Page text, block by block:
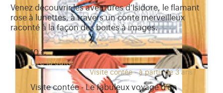
Venez découvrir les aventures d’Isidore, le flamant
rose à lunettes, à travers un conte merveilleux
raconté à la façon des boites à images.
10 €
Lire la suite
Visite contée - à partir de 3 ans
Visite contée - Le fabuleux voyage d’un